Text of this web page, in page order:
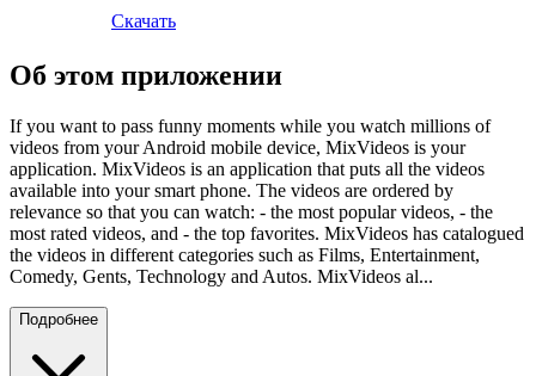
Скачать
Об этом приложении
If you want to pass funny moments while you watch millions of
videos from your Android mobile device, MixVideos is your
application. MixVideos is an application that puts all the videos
available into your smart phone. The videos are ordered by
relevance so that you can watch: - the most popular videos, - the
most rated videos, and - the top favorites. MixVideos has catalogued
the videos in different categories such as Films, Entertainment,
Comedy, Gents, Technology and Autos. MixVideos al...
Подробнее